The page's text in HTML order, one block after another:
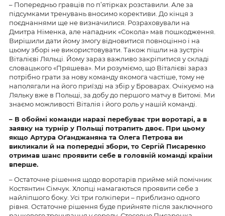
– Попередньо гравців по п’ятірках розставили. Але за
підсумками тренувань вносимо корективи. До кінця з
поєднаннями ще не визначилися. Розраховували на
Дмитра Німенка, але нападник «Сокола» мав пошкодження.
Вирішили дати йому змогу відновитися повноцінно і на
цьому зборі не використовувати. Також пішли на зустріч
Віталієві Ляльці. Йому зараз важливо закріпитися у складі
словацького «Пряшева». Ми розуміємо, що Віталієві зараз
потрібно грати за нову команду якомога частіше, тому не
наполягали на його приїзді на збір у Броварах. Очікуємо на
Ляльку вже в Польщі, за добу до першого матчу в Битомі. Ми
знаємо можливості Віталія і його роль у нашій команді.
– В обоймі команди наразі перебуває три воротарі, а в
заявку на турнір у Польщі потрапить двоє. При цьому
якщо Артура Оґанджаняна та Олега Петрова ви
викликали й на попередні збори, то Сергій Писаренко
отримав шанс проявити себе в головній команді країни
вперше.
– Остаточне рішення щодо воротарів прийме мій помічник
Костянтин Сімчук. Хлопці намагаються проявити себе з
найліпшого боку. Усі три голкіпери – приблизно одного
рівня. Остаточне рішення буде прийняте після заключного